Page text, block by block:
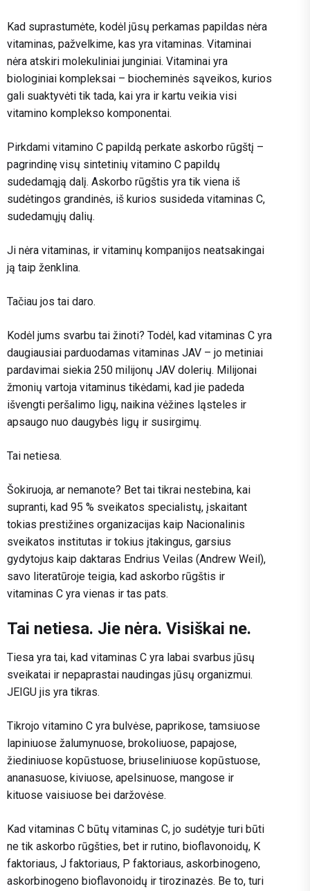
Kad suprastumėte, kodėl jūsų perkamas papildas nėra
vitaminas, pažvelkime, kas yra vitaminas. Vitaminai
nėra atskiri molekuliniai junginiai. Vitaminai yra
biologiniai kompleksai – biocheminės sąveikos, kurios
gali suaktyvėti tik tada, kai yra ir kartu veikia visi
vitamino komplekso komponentai.
Pirkdami vitamino C papildą perkate askorbo rūgštį –
pagrindinę visų sintetinių vitamino C papildų
sudedamąją dalį. Askorbo rūgštis yra tik viena iš
sudėtingos grandinės, iš kurios susideda vitaminas C,
sudedamųjų dalių.
Ji nėra vitaminas, ir vitaminų kompanijos neatsakingai
ją taip ženklina.
Tačiau jos tai daro.
Kodėl jums svarbu tai žinoti? Todėl, kad vitaminas C yra
daugiausiai parduodamas vitaminas JAV – jo metiniai
pardavimai siekia 250 milijonų JAV dolerių. Milijonai
žmonių vartoja vitaminus tikėdami, kad jie padeda
išvengti peršalimo ligų, naikina vėžines ląsteles ir
apsaugo nuo daugybės ligų ir susirgimų.
Tai netiesa.
Šokiruoja, ar nemanote? Bet tai tikrai nestebina, kai
supranti, kad 95 % sveikatos specialistų, įskaitant
tokias prestižines organizacijas kaip Nacionalinis
sveikatos institutas ir tokius įtakingus, garsius
gydytojus kaip daktaras Endrius Veilas (Andrew Weil),
savo literatūroje teigia, kad askorbo rūgštis ir
vitaminas C yra vienas ir tas pats.
Tai netiesa. Jie nėra. Visiškai ne.
Tiesa yra tai, kad vitaminas C yra labai svarbus jūsų
sveikatai ir nepaprastai naudingas jūsų organizmui.
JEIGU jis yra tikras.
Tikrojo vitamino C yra bulvėse, paprikose, tamsiuose
lapiniuose žalumynuose, brokoliuose, papajose,
žiediniuose kopūstuose, briuseliniuose kopūstuose,
ananasuose, kiviuose, apelsinuose, mangose ir
kituose vaisiuose bei daržovėse.
Kad vitaminas C būtų vitaminas C, jo sudėtyje turi būti
ne tik askorbo rūgšties, bet ir rutino, bioflavonoidų, K
faktoriaus, J faktoriaus, P faktoriaus, askorbinogeno,
askorbinogeno bioflavonoidų ir tirozinazės. Be to, turi